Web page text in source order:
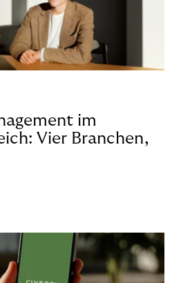
im
Vier Branchen,